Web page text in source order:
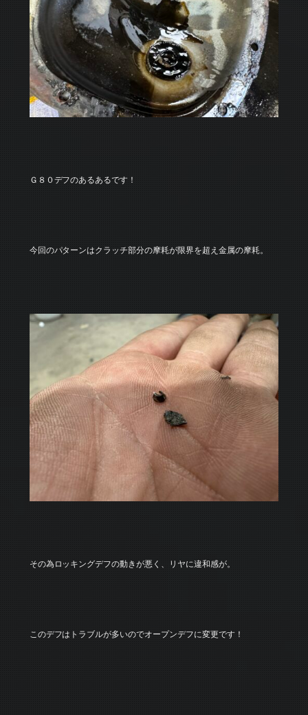
Ｇ８０デフのあるあるです！
今回のパターンはクラッチ部分の摩耗が限界を超え金属の摩耗。
その為ロッキングデフの動きが悪く、リヤに違和感が。
このデフはトラブルが多いのでオープンデフに変更です！